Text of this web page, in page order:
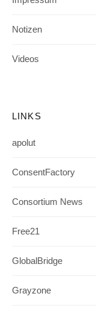
Notizen
Videos
LINKS
apolut
ConsentFactory
Consortium News
Free21
GlobalBridge
Grayzone